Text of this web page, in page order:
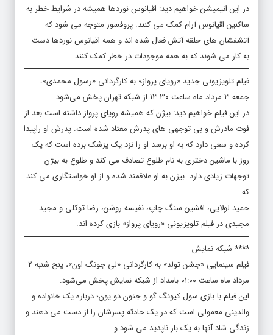
در این انیمیشن خواهیم دید: اقیانوس نوردها همیشه در شرایط خطر به
ساکنین اقیانوس آرام کمک می کنند. پروفسور متوجه می شود که
آتشفشان های حلقه آتش فعال شده اند و همه اقیانوس نوردها دست
به کار می شوند که به همه موجودات در خطر کمک کنند.
فیلم تلویزیونی جدید «رویای پرواز» به کارگردانی «رسول محمدی»،
جمعه ۳ مرداد ماه ساعت ۱۳:۳۰ از شبکه تهران پخش می‌شود.
در این فیلم خواهیم دید: بیژن که همیشه رویای پرواز داشته است بعد از
فوت مادرش و بی توجهی های پدرش معتاد شده است. پدرش او راپیدا
کرده و سعی دارد که به او برسد او را نزد یک پزشک برده است که یک
روز با ماشین دختری به نام طلوع تصادف می کند و طلوع به بیژن
توجهات زیادی دارد. بیژن به او علاقمند شده و از او خواستگاری می کند
که …
حمید لولایی، افشین سنگ چاپ، نفیسه روشن، رضا توکلی و مجید
مجیدی در فیلم تلویزیونی «رویای پرواز» بازی کرده اند.
**** شبکه نمایش
فیلم سینمایی «جشن تولد» به کارگردانی «لی جونگ اون»، پنج شنبه ۲
مرداد ماه ساعت ۰۱:۰۰ بامداد از شبکه نمایش پخش می‌شود.
این فیلم با بازی سول کیونگ گو و جئون دو یون؛ درباره یک خانواده و
والدینی معمولی است که در یک حادثه پسرشان را از دست می دهند و
زندگی شاد آنها به یک بار ناپدید می شود و …